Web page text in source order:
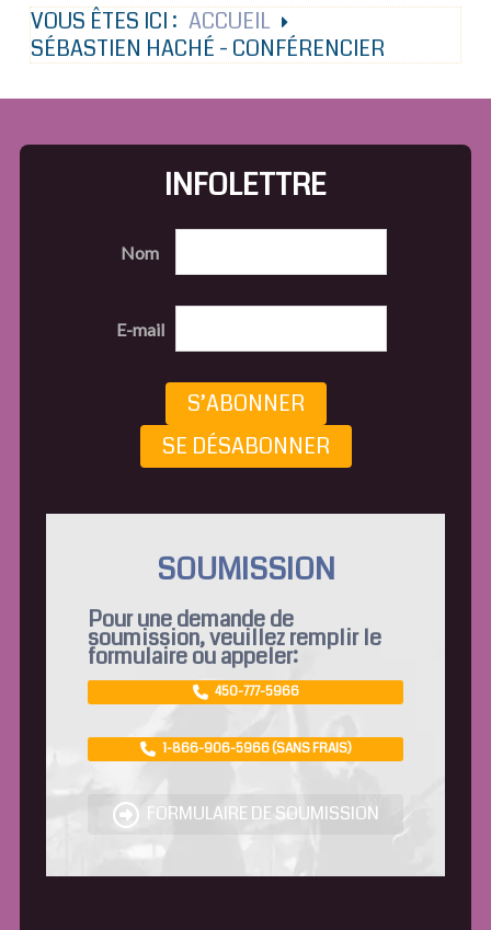
VOUS ÊTES ICI : ACCUEIL
SÉBASTIEN HACHÉ - CONFÉRENCIER
INFOLETTRE
Nom
E-mail
S’ABONNER
SE DÉSABONNER
SOUMISSION
Pour une demande de
soumission, veuillez remplir le
formulaire ou appeler:
450-777-5966
1-866-906-5966 (SANS FRAIS)
FORMULAIRE DE SOUMISSION